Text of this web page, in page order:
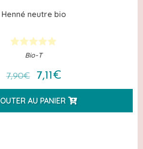
Henné neutre bio
Bio-T
7,90€
Le
prix
initial
7,11€Le
prix
actuel
AU PANIER